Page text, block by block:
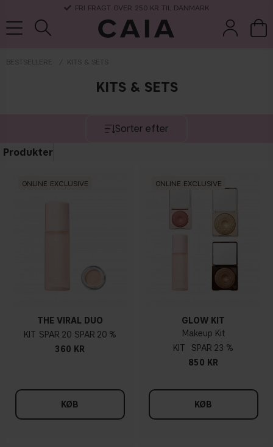
3-5 DAGERS LEVERANSTID
BESTSELLERE KITS & SETS
KITS & SETS
Sorter efter
Produkter
ONLINE EXCLUSIVE
THE VIRAL DUO
KIT
20
20 %
360 KR
KØB
ONLINE EXCLUSIVE
GLOW KIT
Makeup Kit
KIT
23 %
850 KR
KØB
kits & sets tørshampoo